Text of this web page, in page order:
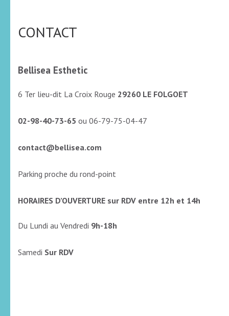
CONTACT
Bellisea Esthetic
6 Ter lieu-dit La Croix Rouge 29260 LE FOLGOET
02-98-40-73-65 ou 06-79-75-04-47
contact@bellisea.com
Parking proche du rond-point
HORAIRES D’OUVERTURE sur RDV entre 12h et 14h
Du Lundi au Vendredi 9h-18h
Samedi Sur RDV